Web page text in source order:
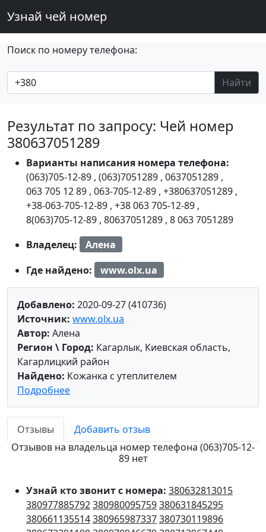
Узнай чей номер
Поиск по номеру телефона:
Найти
Результат по запросу: Чей номер
380637051289
Варианты написания номера телефона:
(063)705-12-89 , (063)7051289 , 0637051289 ,
063 705 12 89 , 063-705-12-89 , +380637051289 ,
+38-063-705-12-89 , +38 063 705-12-89 ,
8(063)705-12-89 , 80637051289 , 8 063 7051289
Владелец:
Алена
Где найдено:
www.olx.ua
Добавлено: 2020-09-27 (410736)
Источник: www.olx.ua
Автор: Алена
Регион \ Город: Кагарлык, Киевская область,
Кагарлицкий район
Найдено: Кожанка с утеплителем
Подробнее
Отзывы
Добавить отзыв
Отзывов на владельца номер телефона (063)705-12-
89 нет
Узнай кто звонит с номера: 380632813015
380977885792380980095759380631845295
380661135514380965987337380730119896